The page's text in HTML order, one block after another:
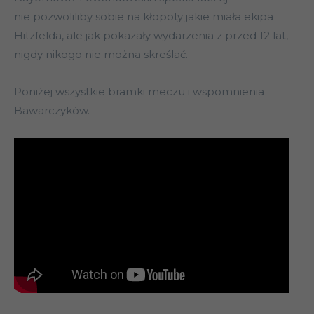
nie pozwoliliby sobie na kłopoty jakie miała ekipa
Hitzfelda, ale jak pokazały wydarzenia z przed 12 lat,
nigdy nikogo nie można skreślać.
Poniżej wszystkie bramki meczu i wspomnienia
Bawarczyków.